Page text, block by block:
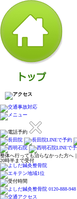
アクセス：長田院
整体へ行っても治らなかった方
20時半まで受付